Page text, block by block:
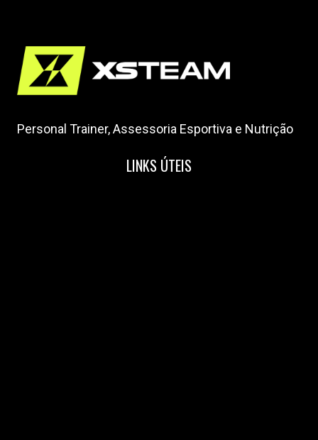
Personal Trainer, Assessoria Esportiva e Nutrição
LINKS ÚTEIS